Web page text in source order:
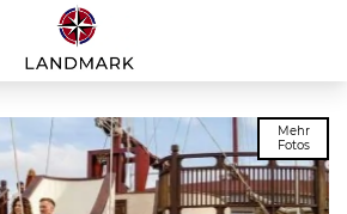
Mehr
Fotos